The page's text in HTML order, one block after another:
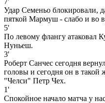
Удар Семеньо блокировали,
пяткой Мармуш - слабо и во
5'
По левому флангу атаковал
Нуньеш.
3'
Роберт Санчес сегодня
головы и сегодня он в такой
"Челси" Петр Чех.
1'
Спокойное начало матча у